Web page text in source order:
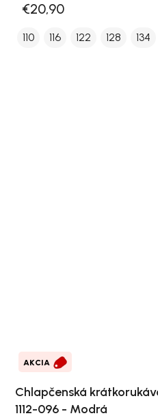
€20,90
110 116 122 128 134
AKCIA
Chlapčenská
1112-096 - Modrá